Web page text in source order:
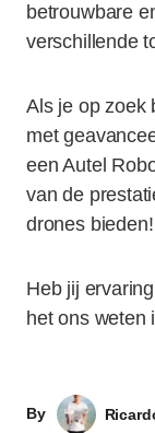
betrouwbare
verschillende
Als je op zoek
met
een Autel
van de
drones bieden!
Heb jij
het ons weten
By